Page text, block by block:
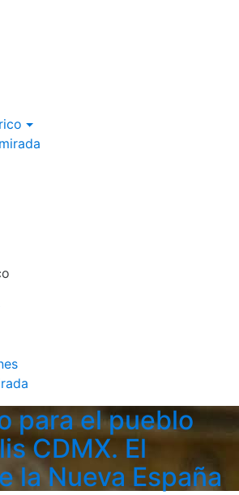
para el pueblo
CDMX. El
la Nueva España